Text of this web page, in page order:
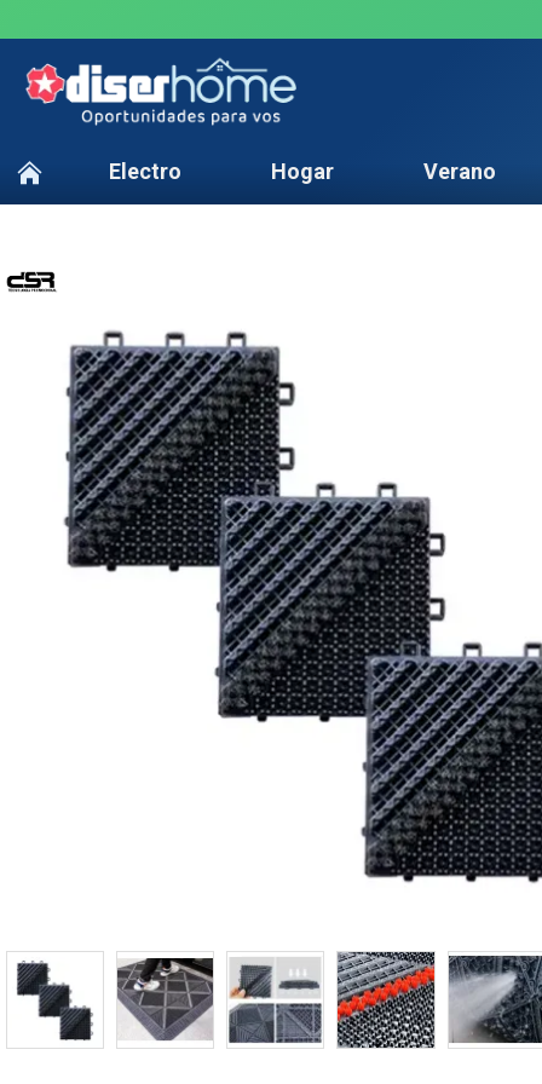
Electro Hogar Verano
TEXTTRANSPARENTE